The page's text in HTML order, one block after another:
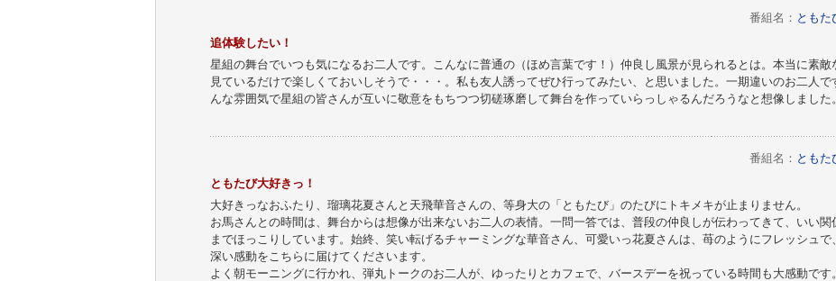
番組名： ともた
追体験したい！
星組の舞台でいつも気になるお二人です。こんなに普通の（ほめ言葉です！）仲良し風景が見られるとは。本当に素敵
見ているだけで楽しくておいしそうで・・・。私も友人誘ってぜひ行ってみたい、と思いました。一期違いのお二人で
んな雰囲気で星組の皆さんが互いに敬意をもちつつ切磋琢磨して舞台を作っていらっしゃるんだろうなと想像しました
番組名： ともた
ともたび大好きっ！
大好きっなおふたり、瑠璃花夏さんと天飛華音さんの、等身大の「ともたび」のたびにトキメキが止まりません。
お馬さんとの時間は、舞台からは想像が出来ないお二人の表情。一問一答では、普段の仲良しが伝わってきて、いい
までほっこりしています。始終、笑い転げるチャーミングな華音さん、可愛いっ花夏さんは、苺のようにフレッシュ
深い感動をこちらに届けてくださいます。
よく朝モーニングに行かれ、弾丸トークのお二人が、ゆったりとカフェで、バースデーを祝っている時間も大感動で